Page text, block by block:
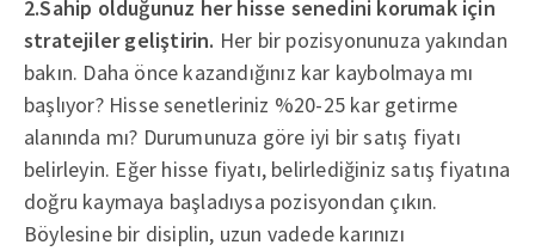
2.Sahip olduğunuz her hisse senedini korumak için
stratejiler geliştirin. Her bir pozisyonunuza yakından
bakın. Daha önce kazandığınız kar kaybolmaya mı
başlıyor? Hisse senetleriniz %20-25 kar getirme
alanında mı? Durumunuza göre iyi bir satış fiyatı
belirleyin. Eğer hisse fiyatı, belirlediğiniz satış fiyatına
doğru kaymaya başladıysa pozisyondan çıkın.
Böylesine bir disiplin, uzun vadede karınızı